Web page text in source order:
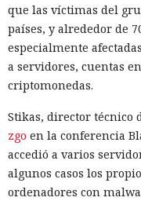
que las víctimas del
países, y alrededor de
especialmente
a servidores, cuentas
criptomonedas.
Stikas, director técnico
zgo en la conferencia
accedió a varios
algunos casos los
ordenadores con